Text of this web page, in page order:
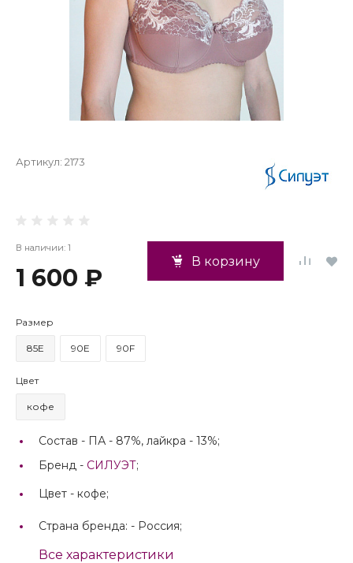
Артикул: 2173
В наличии: 1
1 600 ₽
В корзину
Размер
85E 90E 90F
Цвет
кофе
Состав - ПА - 87%, лайкра - 13%;
Бренд - СИЛУЭТ;
Цвет - кофе;
Страна бренда: - Россия;
Все характеристики